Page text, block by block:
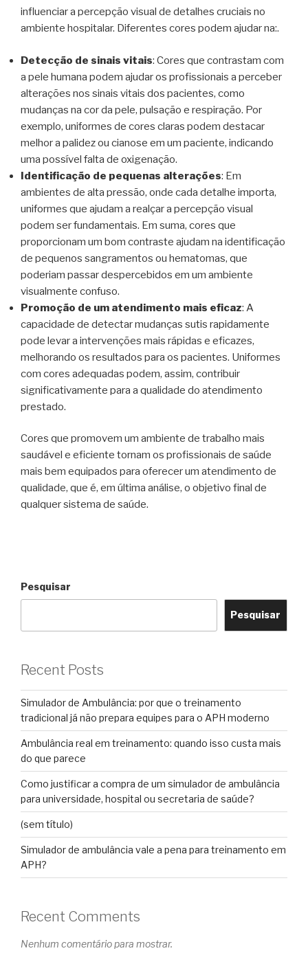
influenciar a percepção visual de detalhes cruciais no
ambiente hospitalar. Diferentes cores podem ajudar na:.
Detecção de sinais vitais: Cores que contrastam com
a pele humana podem ajudar os profissionais a perceber
alterações nos sinais vitais dos pacientes, como
mudanças na cor da pele, pulsação e respiração. Por
exemplo, uniformes de cores claras podem destacar
melhor a palidez ou cianose em um paciente, indicando
uma possível falta de oxigenação.
Identificação de pequenas alterações: Em
ambientes de alta pressão, onde cada detalhe importa,
uniformes que ajudam a realçar a percepção visual
podem ser fundamentais. Em suma, cores que
proporcionam um bom contraste ajudam na identificação
de pequenos sangramentos ou hematomas, que
poderiam passar despercebidos em um ambiente
visualmente confuso.
Promoção de um atendimento mais eficaz: A
capacidade de detectar mudanças sutis rapidamente
pode levar a intervenções mais rápidas e eficazes,
melhorando os resultados para os pacientes. Uniformes
com cores adequadas podem, assim, contribuir
significativamente para a qualidade do atendimento
prestado.
Cores que promovem um ambiente de trabalho mais
saudável e eficiente tornam os profissionais de saúde
mais bem equipados para oferecer um atendimento de
qualidade, que é, em última análise, o objetivo final de
qualquer sistema de saúde.
Pesquisar
Pesquisar
Recent Posts
Simulador de Ambulância: por que o treinamento
tradicional já não prepara equipes para o APH moderno
Ambulância real em treinamento: quando isso custa mais
do que parece
Como justificar a compra de um simulador de ambulância
para universidade, hospital ou secretaria de saúde?
(sem título)
Simulador de ambulância vale a pena para treinamento em
APH?
Recent Comments
Nenhum comentário para mostrar.